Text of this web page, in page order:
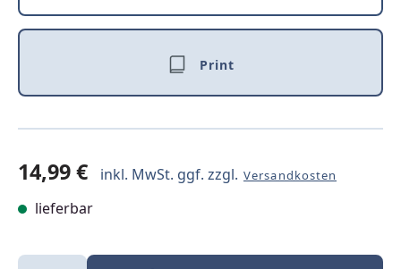
Print
14,99 € inkl. MwSt. ggf. zzgl. Versandkosten
lieferbar